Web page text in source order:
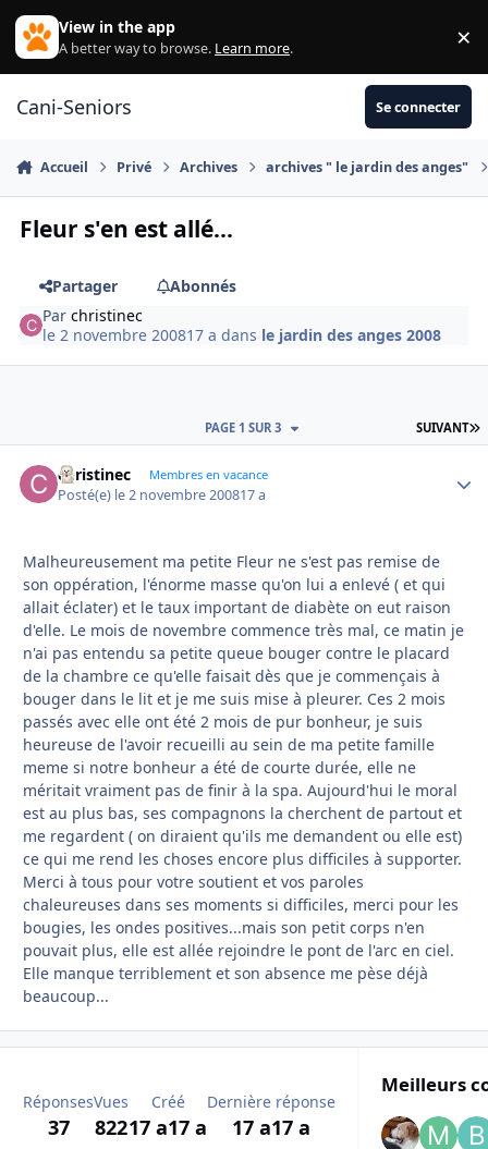
Aller au contenu
View in the app
A better way to browse. Learn more. ×
Cani-Seniors Se connecter
Accueil Privé Archives archives " le jardin des anges"
Fleur s'en est allé...
Partager
Abonnés
Parchristinec
le 2 novembre 200817 a dans le jardin des anges 2008
SUIVANT
PAGE 1 SUR 3
christinec Membres en vacance
Posté(e) le 2 novembre 200817 a
Malheureusement ma petite Fleur ne s'est pas remise de
son oppération, l'énorme masse qu'on lui a enlevé ( et qui
allait éclater) et le taux important de diabète on eut raison
d'elle. Le mois de novembre commence très mal, ce matin je
n'ai pas entendu sa petite queue bouger contre le placard
de la chambre ce qu'elle faisait dès que je commençais à
bouger dans le lit et je me suis mise à pleurer. Ces 2 mois
passés avec elle ont été 2 mois de pur bonheur, je suis
heureuse de l'avoir recueilli au sein de ma petite famille
meme si notre bonheur a été de courte durée, elle ne
méritait vraiment pas de finir à la spa. Aujourd'hui le moral
est au plus bas, ses compagnons la cherchent de partout et
me regardent ( on diraient qu'ils me demandent ou elle est)
ce qui me rend les choses encore plus difficiles à supporter.
Merci à tous pour votre soutient et vos paroles
chaleureuses dans ses moments si difficiles, merci pour les
bougies, les ondes positives...mais son petit corps n'en
pouvait plus, elle est allée rejoindre le pont de l'arc en ciel.
Elle manque terriblement et son absence me pèse déjà
beaucoup...
Réponses
37
Vues
822
Créé
17 a17 a
Dernière réponse
17 a17 a
Meilleurs